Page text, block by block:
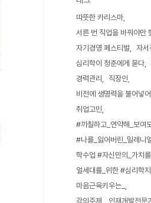
따뜻한 카리스마
서른 번 직업을 바꿔야만
자기경영 페스티벌
자서
심리학이 청춘에게 묻다
경력관리
직장인
비전에 생명력을 불어넣
취업고민
#까칠하고_연약해_보여
#나를_잃어버린_밀레니
학수업 #자신만의_가치
얼세대를_위한 #심리학
마음근육키우는_
강의주제
인재개발전문